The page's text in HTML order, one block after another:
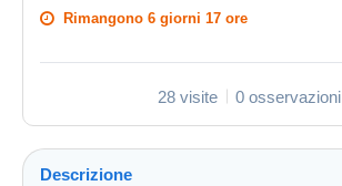
Rimangono 6 giorni 17 ore
28 visite 0 osservazioni
Descrizione